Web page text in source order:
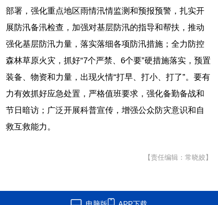
部署，强化重点地区雨情汛情监测和预报预警，扎实开
展防汛备汛检查，加强对基层防汛的指导和帮扶，推动
强化基层防汛力量，落实落细各项防汛措施；全力防控
森林草原火灾，抓好“7个严禁、6个要”硬措施落实，预置
装备、物资和力量，出现火情“打早、打小、打了”。要有
力有效抓好应急处置，严格值班要求，强化备勤备战和
节日暗访；广泛开展科普宣传，增强公众防灾意识和自
救互救能力。
【责任编辑：常晓姣】